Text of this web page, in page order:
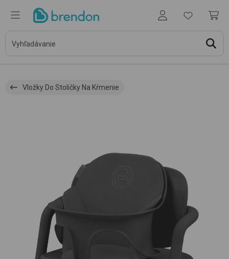
Vložky Do Stoličky Na Kŕmenie